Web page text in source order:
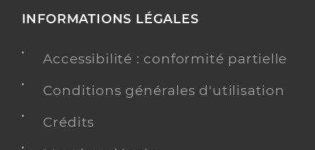
INFORMATIONS LÉGALES
Accessibilité : conformité partielle
Conditions générales d'utilisation
Crédits